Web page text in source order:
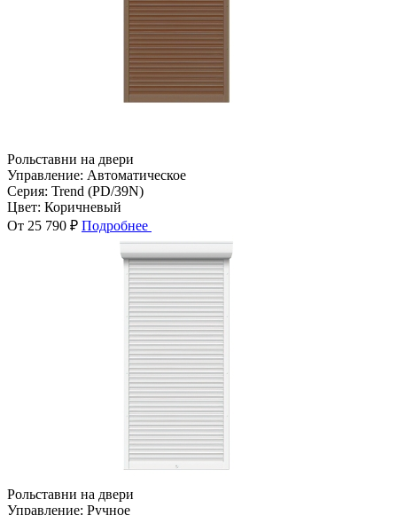
Рольставни на двери
Управление: Автоматическое
Серия: Trend (PD/39N)
Цвет: Коричневый
От 25 790 ₽ Подробнее
Рольставни на двери
Управление: Ручное